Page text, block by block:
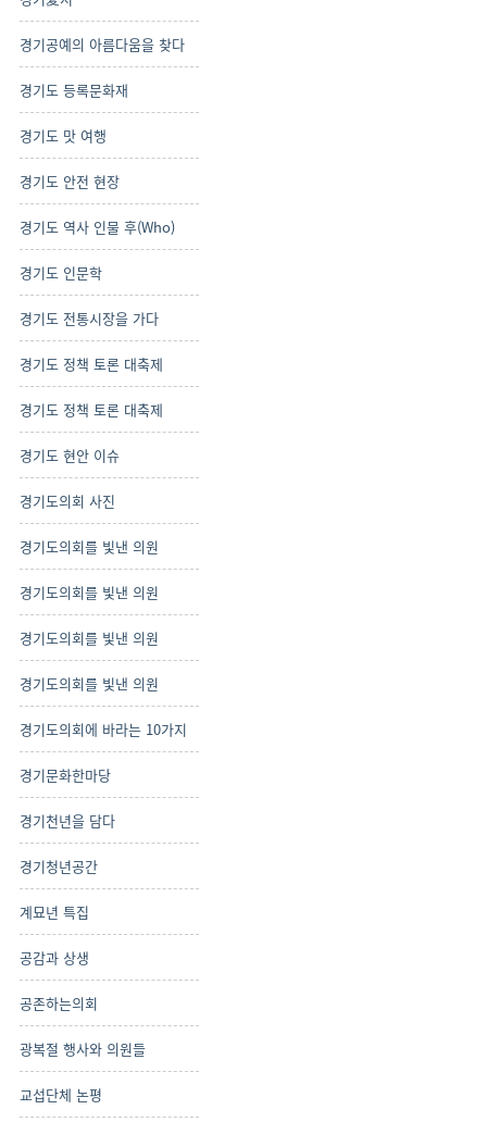
경기공예의 아름다움을 찾다
경기도 등록문화재
경기도 맛 여행
경기도 안전 현장
경기도 역사 인물 후(Who)
경기도 인문학
경기도 전통시장을 가다
경기도 정책 토론 대축제
경기도 정책 토론 대축제
경기도 현안 이슈
경기도의회 사진
경기도의회를 빛낸 의원
경기도의회를 빛낸 의원
경기도의회를 빛낸 의원
경기도의회를 빛낸 의원
경기도의회에 바라는 10가지
경기문화한마당
경기천년을 담다
경기청년공간
계묘년 특집
공감과 상생
공존하는의회
광복절 행사와 의원들
교섭단체 논평